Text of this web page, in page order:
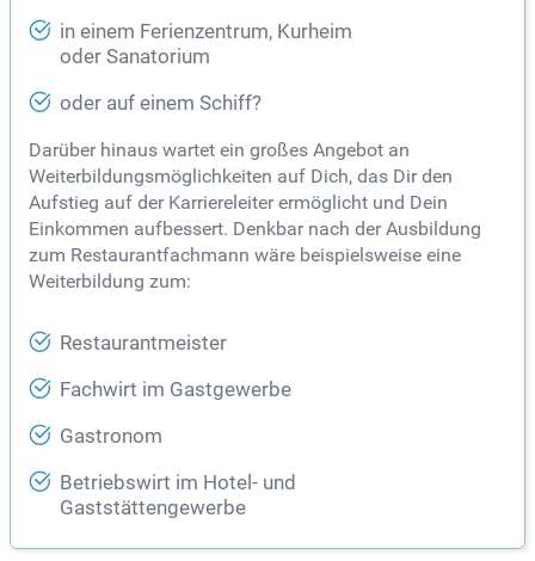
in einem Ferienzentrum, Kurheim
oder Sanatorium
oder auf einem Schiff?
Darüber hinaus wartet ein großes Angebot an
Weiterbildungsmöglichkeiten auf Dich, das Dir den
Aufstieg auf der Karriereleiter ermöglicht und Dein
Einkommen aufbessert. Denkbar nach der Ausbildung
zum Restaurantfachmann wäre beispielsweise eine
Weiterbildung zum:
Restaurantmeister
Fachwirt im Gastgewerbe
Gastronom
Betriebswirt im Hotel- und
Gaststättengewerbe